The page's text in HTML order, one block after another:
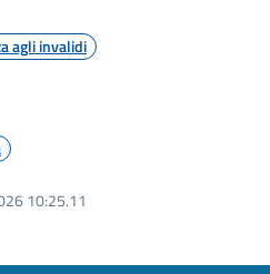
agli invalidi
10:25.11